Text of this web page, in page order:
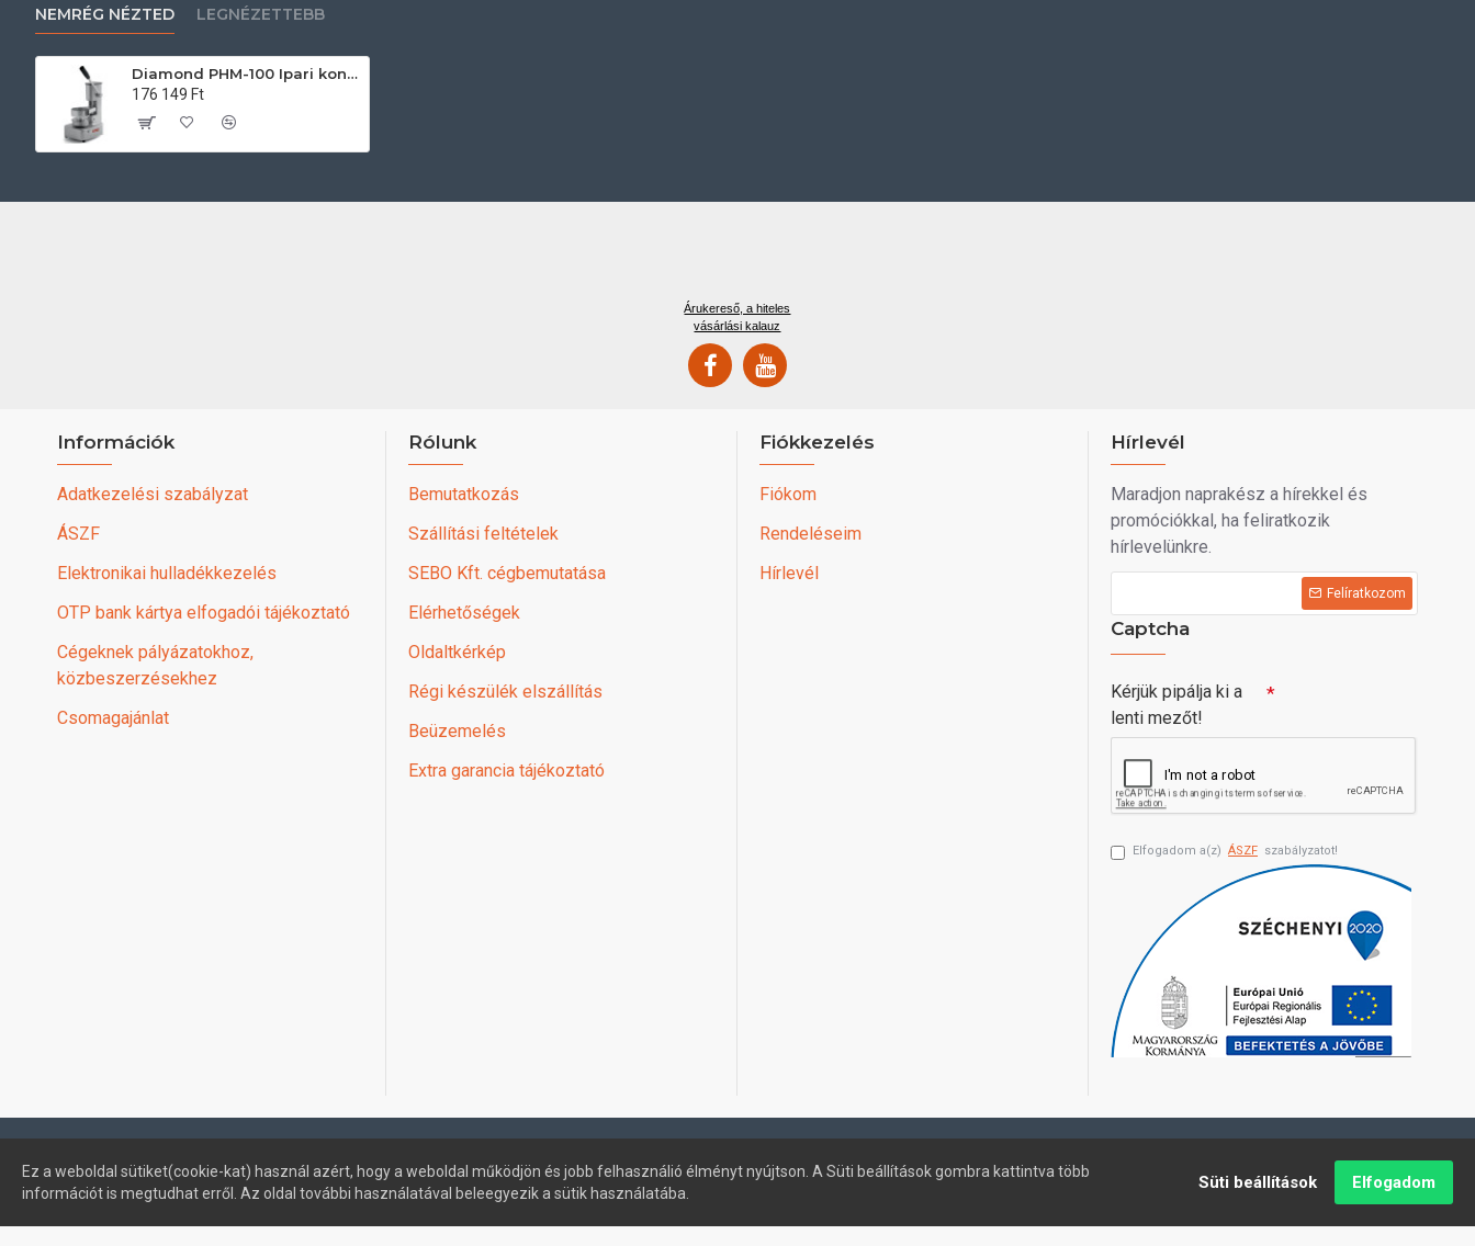
NEMRÉG NÉZTED LEGNÉZETTEBB
Diamond PHM-100 Ipari konyhai előkészítés
176 149 Ft
Árukereső, a hiteles
vásárlási kalauz
Információk
Adatkezelési szabályzat
ÁSZF
Elektronikai hulladékkezelés
OTP bank kártya elfogadói tájékoztató
Cégeknek pályázatokhoz,
közbeszerzésekhez
Csomagajánlat
Rólunk
Bemutatkozás
Szállítási feltételek
SEBO Kft. cégbemutatása
Elérhetőségek
Oldaltkérkép
Régi készülék elszállítás
Beüzemelés
Extra garancia tájékoztató
Fiókkezelés
Fiókom
Rendeléseim
Hírlevél
Hírlevél
Maradjon naprakész a hírekkel és
promóciókkal, ha feliratkozik
hírlevelünkre.
Felíratkozom
Captcha
Kérjük pipálja ki a
lenti mezőt!
Elfogadom a(z) ÁSZF szabályzatot!
Ez a weboldal sütiket(cookie-kat) használ azért, hogy a weboldal működjön és jobb felhasználió élményt nyújtson. A Süti beállítások gombra kattintva több
információt is megtudhat erről. Az oldal további használatával beleegyezik a sütik használatába.
Süti beállítások Elfogadom